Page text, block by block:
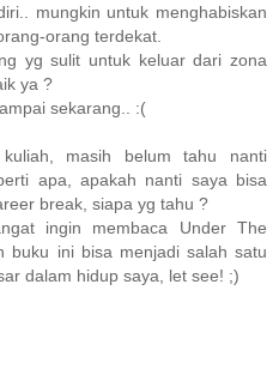
mungkin untuk menghabiskan
orang terdekat.
yg sulit untuk keluar dari zona
ya ?
sekarang.. :(
masih belum tahu nanti
apa, apakah nanti saya bisa
break, siapa yg tahu ?
ingin membaca Under The
buku ini bisa menjadi salah satu
dalam hidup saya, let see! ;)